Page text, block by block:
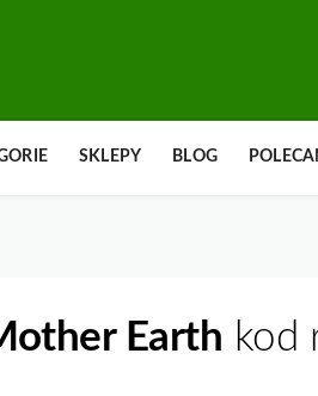
SKLEPY BLOG
Earth kod